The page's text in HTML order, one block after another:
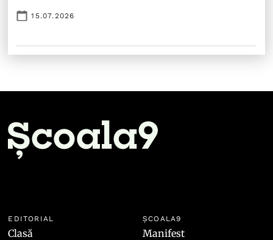
15.07.2026
EDITORIAL
Clasă
ȘCOALA9
Manifest